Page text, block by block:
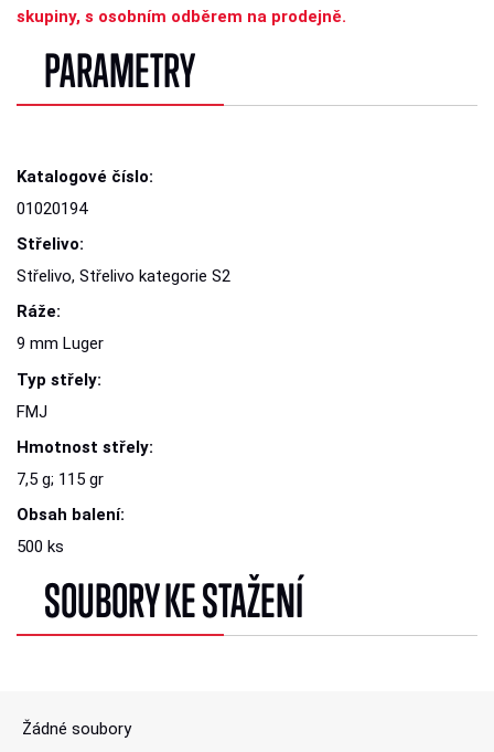
skupiny, s osobním odběrem na prodejně.
PARAMETRY
Katalogové číslo:
01020194
Střelivo:
Střelivo, Střelivo kategorie S2
Ráže:
9 mm Luger
Typ střely:
FMJ
Hmotnost střely:
7,5 g; 115 gr
Obsah balení:
500 ks
SOUBORY KE STAŽENÍ
Žádné soubory